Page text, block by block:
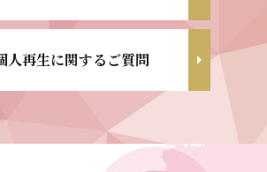
人再生に関するご質問